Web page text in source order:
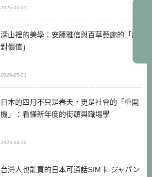
2026-05-01
深山裡的美學：安藤雅信與百草藝廊的「絕
對價值」
2026-05-01
日本的四月不只是春天，更是社會的「重開
機」：看懂新年度的街頭與職場學
2026-04-30
台灣人也能買的日本可通話SIM卡-ジャパン